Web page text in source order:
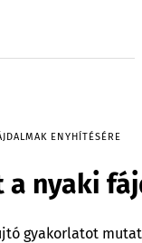
ENYHÍTÉSÉRE
a nyaki
gyakorlatot